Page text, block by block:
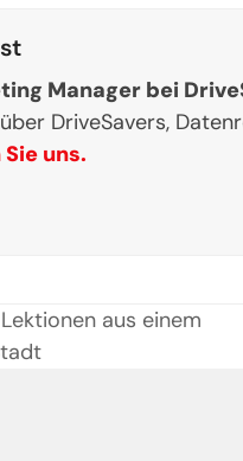
Manager bei
DriveSavers,
uns.
aus einem